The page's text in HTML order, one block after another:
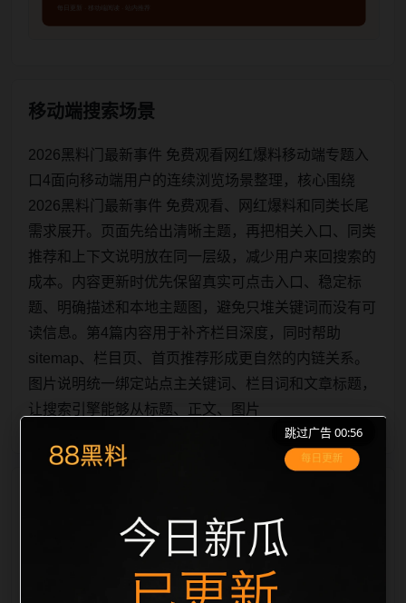
移动端搜索场景
2026黑料门最新事件 免费观看网红爆料移动端专题入
口4面向移动端用户的连续浏览场景整理，核心围绕
2026黑料门最新事件 免费观看、网红爆料和同类长尾
需求展开。页面先给出清晰主题，再把相关入口、同类
推荐和上下文说明放在同一层级，减少用户来回搜索的
成本。内容更新时优先保留真实可点击入口、稳定标
题、明确描述和本地主题图，避免只堆关键词而没有可
读信息。第4篇内容用于补齐栏目深度，同时帮助
sitemap、栏目页、首页推荐形成更自然的内链关系。
图片说明统一绑定站点主关键词、栏目词和文章标题，
让搜索引擎能够从标题、正文、图片
alt、title 之间识别一致主题。后续每日采集时，建议继
续执行远程图片本地化、坏图默认图兜底、标题去重和
description 长度过滤。如果同一主题下有多个相近页
跳过广告 00:55